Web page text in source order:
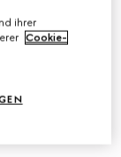
ihrer
Cookie-